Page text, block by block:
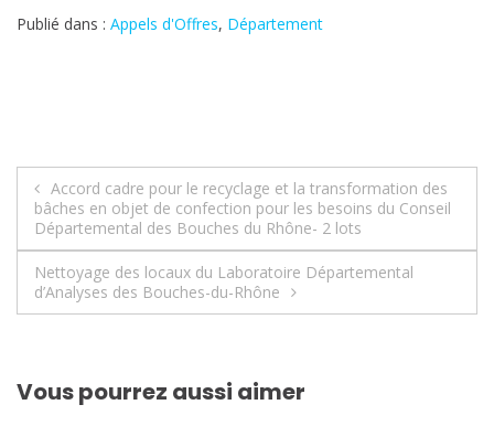
Publié dans : Appels d'Offres, Département
Navigation
de
l’article
Accord cadre pour le recyclage et la transformation des
bâches en objet de confection pour les besoins du Conseil
Départemental des Bouches du Rhône- 2 lots
Nettoyage des locaux du Laboratoire Départemental
d’Analyses des Bouches-du-Rhône
Vous pourrez aussi aimer